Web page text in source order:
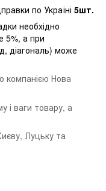
по Україні 5шт.
необхідно
5%, а при
діагональ) може
компанією Нова
і ваги товару, а
Луцьку та